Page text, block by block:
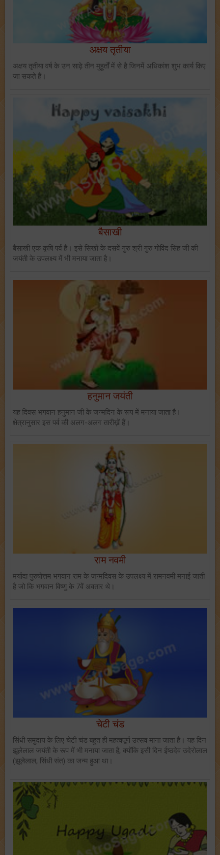
अक्षय तृतीया
अक्षय तृतीया वर्ष के उन साढ़े तीन मुहूर्तों में से है जिनमें अधिकांश शुभ कार्य किए
जा सकते हैं।
बैसाखी
बैसाखी एक कृषि पर्व है। इसे सिखों के दसवें गुरु श्री गुरु गोविंद सिंह जी की
जयंती के उपलक्ष्य में भी मनाया जाता है।
हनुमान जयंती
यह दिवस भगवान हनुमान जी के जन्मदिन के रूप में मनाया जाता है।
क्षेत्रानुसार इस पर्व की अलग-अलग तारीख़ें हैं।
राम नवमी
मर्यादा पुरुषोत्तम भगवान राम के जन्मदिवस के उपलक्ष्य में रामनवमी मनाई जाती
है जो कि भगवान विष्णु के 7वें अवतार थे।
चेटी चंड
सिंधी समुदाय के लिए चेटी चंड बहुत ही महत्वपूर्ण उत्सव माना जाता है। यह दिन
झूलेलाल जयंती के रूप में भी मनाया जाता है, क्योंकि इसी दिन ईष्ठदेव उदेरोलाल
(झूलेलाल, सिंधी संत) का जन्म हुआ था।